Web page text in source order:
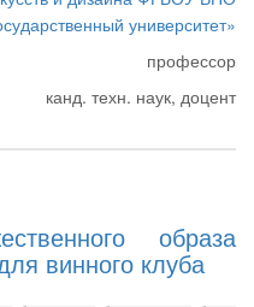
университет»
профессор
канд. техн. наук, доцент
образа
винного клуба